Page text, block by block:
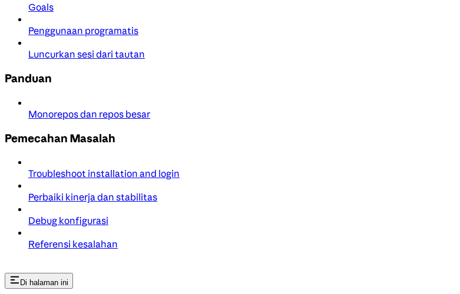
Goals
Penggunaan programatis
Luncurkan sesi dari tautan
Panduan
Monorepos dan repos besar
Pemecahan Masalah
Troubleshoot installation and login
Perbaiki kinerja dan stabilitas
Debug konfigurasi
Referensi kesalahan
Di halaman ini